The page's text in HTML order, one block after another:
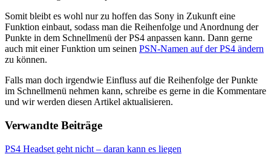
Somit bleibt es wohl nur zu hoffen das Sony in Zukunft eine
Funktion einbaut, sodass man die Reihenfolge und Anordnung der
Punkte in dem Schnellmenü der PS4 anpassen kann. Dann gerne
auch mit einer Funktion um seinen PSN-Namen auf der PS4 ändern
zu können.
Falls man doch irgendwie Einfluss auf die Reihenfolge der Punkte
im Schnellmenü nehmen kann, schreibe es gerne in die Kommentare
und wir werden diesen Artikel aktualisieren.
Verwandte Beiträge
PS4 Headset geht nicht – daran kann es liegen